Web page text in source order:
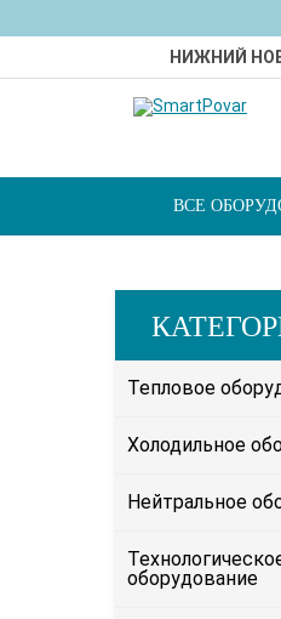
НИЖНИЙ
ВСЕ
Тепловое
Холодильное
Нейтральное
оборудование